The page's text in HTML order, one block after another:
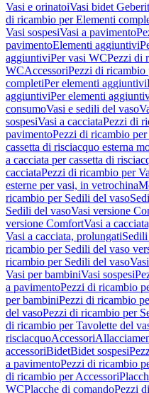
Vasi e orinatoiVasi bidet
di ricambio per Elementi
Vasi sospesiVasi a pavimento
pavimentoElementi aggiuntivi
aggiuntiviPer vasi WCPezzi di
WCAccessoriPezzi di ricambio
completiPer elementi aggiuntivi
aggiuntiviPer elementi
consumoVasi e sedili del vaso
sospesiVasi a cacciataPezzi di
pavimentoPezzi di ricambio
cassetta di risciacquo esterna
a cacciata per cassetta di
cacciataPezzi di ricambio per
esterne per vasi, in vetrochina
ricambio per Sedili del vaso
Sedili del vasoVasi versione
versione ComfortVasi a
Vasi a cacciata, prolungati
ricambio per Sedili del vaso
ricambio per Sedili del vaso
Vasi per bambiniVasi sospesi
a pavimentoPezzi di ricambio
per bambiniPezzi di ricambio
del vasoPezzi di ricambio per
di ricambio per Tavolette del
risciacquoAccessori
accessoriBidetBidet sospesi
a pavimentoPezzi di ricambio
di ricambio per Accessori
WCPlacche di comandoPezzi